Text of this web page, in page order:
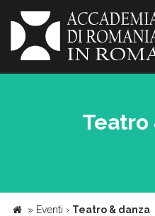
Teatro
» Eventi › Teatro & danza